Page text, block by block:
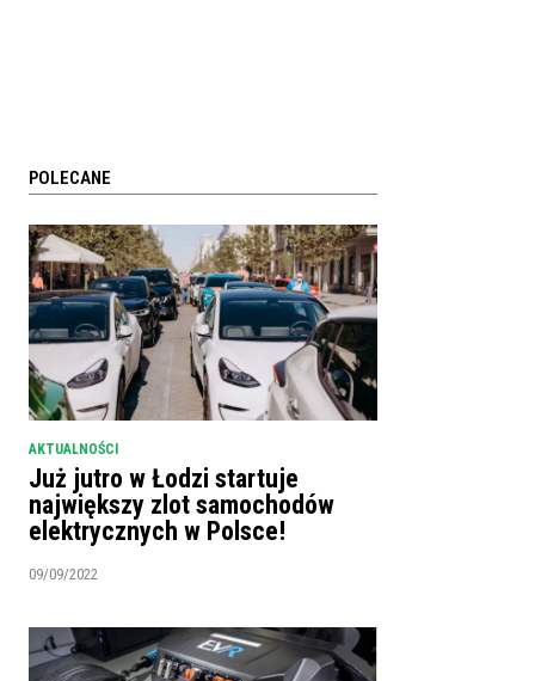
POLECANE
AKTUALNOŚCI
Już jutro w Łodzi startuje
największy zlot samochodów
elektrycznych w Polsce!
09/09/2022